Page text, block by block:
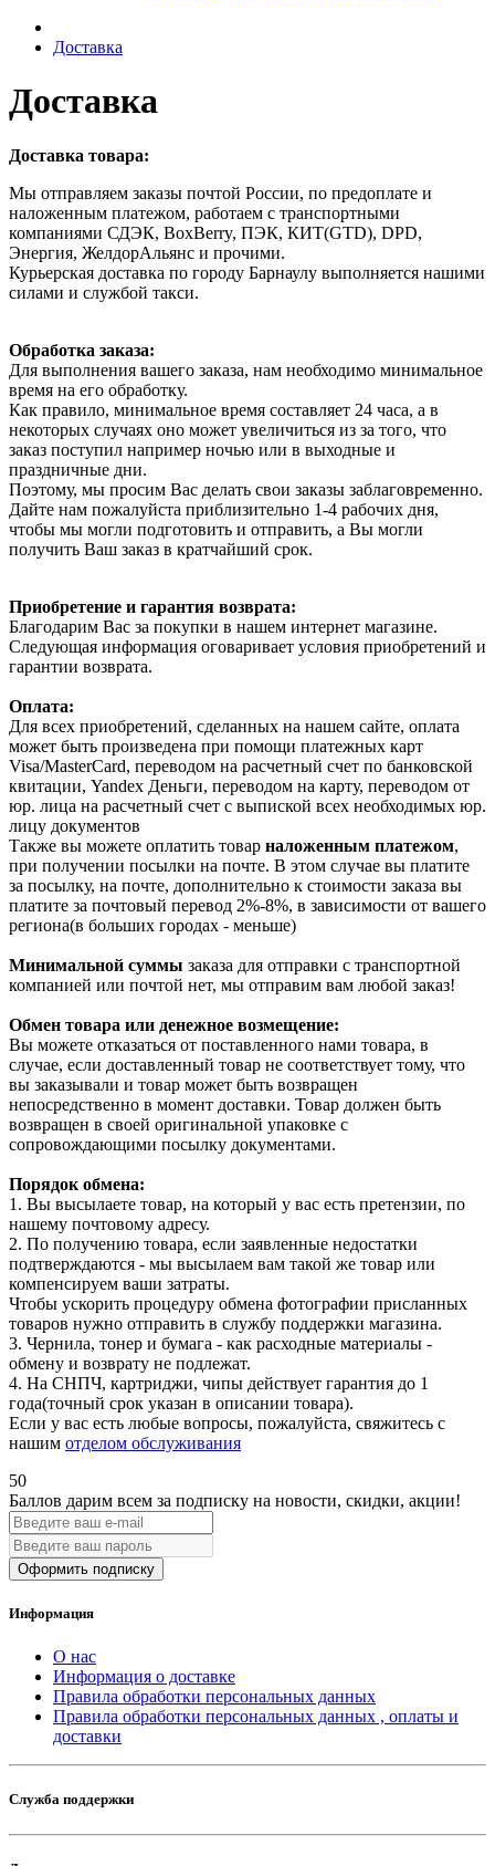
Доставка
Доставка
Доставка товара:
Мы отправляем заказы почтой России, по предоплате и
наложенным платежом, работаем с транспортными
компаниями СДЭК, BoxBerry, ПЭК, КИТ(GTD), DPD,
Энергия, ЖелдорАльянс и прочими.
Курьерская доставка по городу Барнаулу выполняется нашими
силами и службой такси.
Обработка заказа:
Для выполнения вашего заказа, нам необходимо минимальное
время на его обработку.
Как правило, минимальное время составляет 24 часа, а в
некоторых случаях оно может увеличиться из за того, что
заказ поступил например ночью или в выходные и
праздничные дни.
Поэтому, мы просим Вас делать свои заказы заблаговременно.
Дайте нам пожалуйста приблизительно 1-4 рабочих дня,
чтобы мы могли подготовить и отправить, а Вы могли
получить Ваш заказ в кратчайший срок.
Приобретение и гарантия возврата:
Благодарим Вас за покупки в нашем интернет магазине.
Следующая информация оговаривает условия приобретений и
гарантии возврата.
Оплата:
Для всех приобретений, сделанных на нашем сайте, оплата
может быть произведена при помощи платежных карт
Visa/MasterCard, переводом на расчетный счет по банковской
квитации, Yandex Деньги, переводом на карту, переводом от
юр. лица на расчетный счет с выпиской всех необходимых юр.
лицу документов
Также вы можете оплатить товар наложенным платежом,
при получении посылки на почте. В этом случае вы платите
за посылку, на почте, дополнительно к стоимости заказа вы
платите за почтовый перевод 2%-8%, в зависимости от вашего
региона(в больших городах - меньше)
Минимальной суммы заказа для отправки с транспортной
компанией или почтой нет, мы отправим вам любой заказ!
Обмен товара или денежное возмещение:
Вы можете отказаться от поставленного нами товара, в
случае, если доставленный товар не соответствует тому, что
вы заказывали и товар может быть возвращен
непосредственно в момент доставки. Товар должен быть
возвращен в своей оригинальной упаковке с
сопровождающими посылку документами.
Порядок обмена:
1. Вы высылаете товар, на который у вас есть претензии, по
нашему почтовому адресу.
2. По получению товара, если заявленные недостатки
подтверждаются - мы высылаем вам такой же товар или
компенсируем ваши затраты.
Чтобы ускорить процедуру обмена фотографии присланных
товаров нужно отправить в службу поддержки магазина.
3. Чернила, тонер и бумага - как расходные материалы -
обмену и возврату не подлежат.
4. На СНПЧ, картриджи, чипы действует гарантия до 1
года(точный срок указан в описании товара).
Если у вас есть любые вопросы, пожалуйста, свяжитесь с
нашим отделом обслуживания
50
Баллов дарим всем за подписку на новости, скидки, акции!
Оформить подписку
Информация
О нас
Информация о доставке
Правила обработки персональных данных
Правила обработки персональных данных , оплаты и
доставки
Служба поддержки